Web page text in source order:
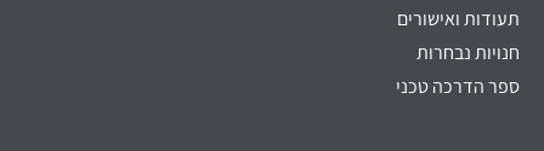
תעודות ואישורים
חנויות נבחרות
ספר הדרכה טכני